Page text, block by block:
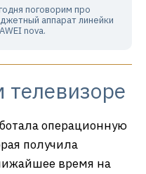
поговорим про
аппарат линейки
nova.
операционную
получила
время на